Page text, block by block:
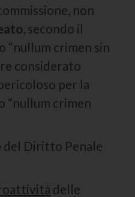
non
, secondo il
“nullum crimen sin
considerato
per la
“nullum crimen
del Diritto Penale
delle